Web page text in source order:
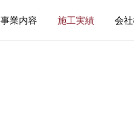
事業内容 施工実績 会